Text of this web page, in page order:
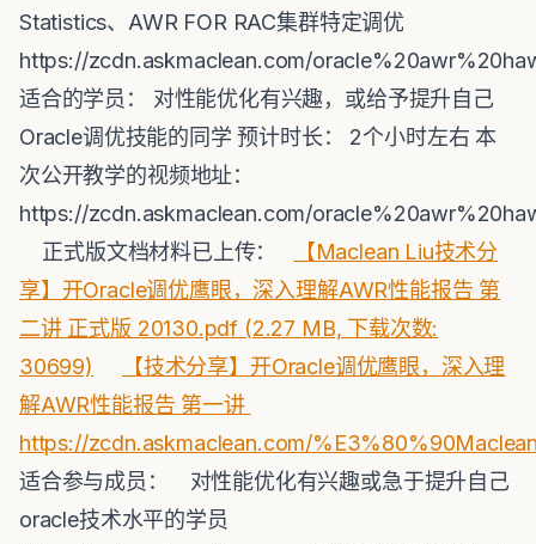
Statistics、AWR FOR RAC集群特定调优
https://zcdn.askmaclean.com/
适合的学员： 对性能优化有兴趣，或给予提升自己
Oracle调优技能的同学 预计时长： 2个小时左右 本
次公开教学的视频地址：
https://zcdn.askmaclean.com/
正式版文档材料已上传：
【Maclean Liu技术分
享】开Oracle调优鹰眼，深入理解AWR性能报告 第
二讲 正式版 20130.pdf (2.27 MB, 下载次数:
30699)
【技术分享】开Oracle调优鹰眼，深入理
解AWR性能报告 第一讲
https://zcdn.askmaclean.com/
适合参与成员： 对性能优化有兴趣或急于提升自己
oracle技术水平的学员